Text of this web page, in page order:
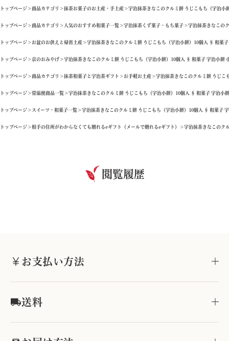
トップページ 商品カテゴリ 抹茶お菓子のお土産・手土産 宇治抹茶きなこのクルミ餅 うじこもち（宇治小
トップページ 商品カテゴリ 人気のおすすめ和菓子一覧 宇治抹茶くず菓子・もち菓子 宇治抹茶きなこの
トップページ お盆のお供えと帰省土産 宇治抹茶きなこのクルミ餅 うじこもち（宇治小餅）10個入 § 和菓
トップページ 京のおみやげ 宇治抹茶きなこのクルミ餅 うじこもち（宇治小餅）10個入 § 和菓子 宇治小餅
トップページ 商品カテゴリ 抹茶和菓子と宇治茶ギフト お手軽お土産 宇治抹茶きなこのクルミ餅 うじこ
トップページ 常温便商品一覧 宇治抹茶きなこのクルミ餅 うじこもち（宇治小餅）10個入 § 和菓子 宇治小
トップページ スイーツ・和菓子一覧 宇治抹茶きなこのクルミ餅 うじこもち（宇治小餅）10個入 § 和菓子
トップページ 相手の住所がわからなくても贈れるeギフト（メールで贈れるeギフト） 宇治抹茶きなこのク
閲覧履歴
お支払い方法
送料